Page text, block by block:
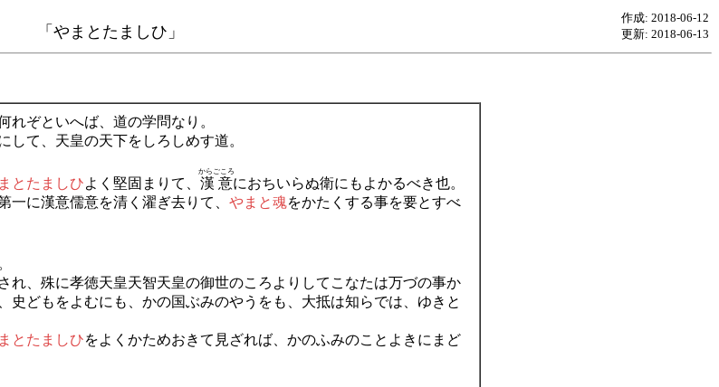
「やまとたましひ」
作成: 2018-06-12
更新: 2018-06-13
れぞといへば、道の学問なり。
して、天皇の天下をしろしめす道。
とたましひよく堅固まりて、 漢意
からごころ
におちいらぬ衛にもよかるべき也。
一に漢意儒意を清く濯ぎ去りて、 やまと魂をかたくする事を要とすべ
れ、殊に孝徳天皇天智天皇の御世のころよりしてこなたは万づの事か
史どもをよむにも、かの国ぶみのやうをも、大抵は知らでは、ゆきと
とたましひをよくかためおきて見ざれば、かのふみのことよきにまど